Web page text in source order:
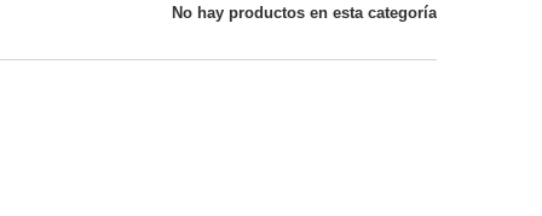
No hay productos en esta categoría